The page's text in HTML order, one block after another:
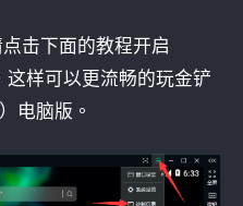
击下面的教程开启
这样可以更流畅的玩金铲
电脑版。